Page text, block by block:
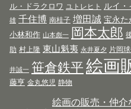
ル・ドラクロワ ユトレヒト ルイ
雄 千住博 南桂子 増田誠 宝永た
小林和作 山本彪一 岡本太郎
助 村上隆 東山魁夷 永井夏夕 片岡
井誠一 笹倉鉄平 絵画
藤亨 金丸悠児 静物
絵画の販売・仲